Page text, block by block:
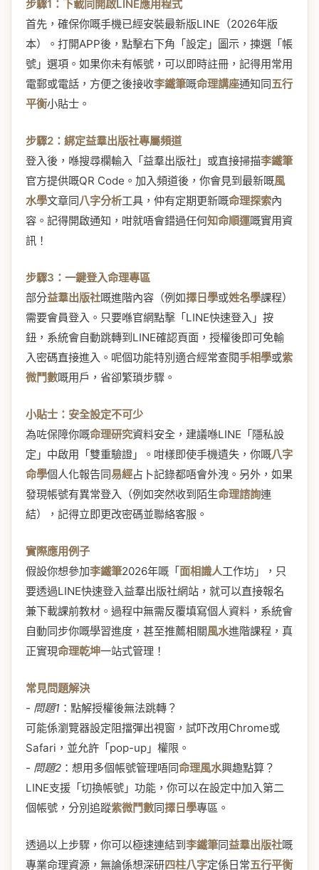
步驟1：下載同開啟LINE應用程式
首先，確保你嘅手機已經安裝最新版LINE（2026年版
本）。打開APP後，點擊右下角「設定」圖示，揀選「帳
號」選項。如果你未有帳號，可以即時註冊，記得用常用
電郵或電話，方便之後接收李鐵筆嘅命理講座通知同五行
平衡小貼士。
步驟2：綁定益羣出版社專屬頻道
登入後，喺搜尋欄輸入「益羣出版社」或直接掃描李鐵筆
官方提供嘅QR Code。加入頻道後，你會見到最新嘅風
水學文章同八字分析工具，仲有定期更新嘅命理探索內
容。記得開啟通知，咁就唔會錯過任何知命順運嘅實用資
訊！
步驟3：一鍵登入命理專區
部分益羣出版社嘅進階內容（例如擇日學或姓名學課程）
需要會員登入。只要喺官網點擊「LINE快速登入」按
鈕，系統會自動跳轉到LINE確認頁面，授權後即可免輸
入密碼直接進入。呢個功能特別適合經常查閱手相學或紫
微鬥數嘅用戶，省卻繁瑣步驟。
小貼士：安全設定不可少
為咗保障你嘅命理研究資料安全，建議喺LINE「隱私設
定」中啟用「雙重驗證」。咁樣即使手機遺失，你嘅八字
命學個人化報告同易經占卜記錄都唔會外洩。另外，如果
發現帳號有異常登入（例如突然收到陌生命理諮詢連
結），記得立即更改密碼並聯絡客服。
實際應用例子
假設你想參加李鐵筆2026年嘅「面相識人工作坊」，只
要透過LINE快速登入益羣出版社網站，就可以直接報名
兼下載課前教材。過程中無需反覆填寫個人資料，系統會
自動同步你嘅學習進度，甚至推薦相關風水進階課程，真
正實現命理乾坤一站式管理！
常見問題解決
- 問題1 ：點解授權後無法跳轉？
可能係瀏覽器設定阻擋彈出視窗，試吓改用Chrome或
Safari，並允許「pop-up」權限。
- 問題2 ：想用多個帳號管理唔同命理風水興趣點算？
LINE支援「切換帳號」功能，你可以在設定中加入第二
個帳號，分別追蹤紫微鬥數同擇日學專區。
透過以上步驟，你可以極速連結到李鐵筆同益羣出版社嘅
專業命理資源，無論係想深研四柱八字定係日常五行平衡